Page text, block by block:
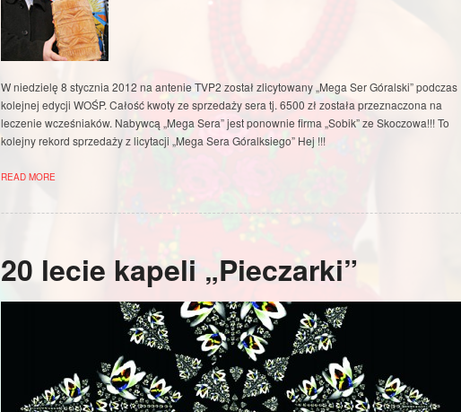
W niedzielę 8 stycznia 2012 na antenie TVP2 został zlicytowany „Mega Ser Góralski” podczas
kolejnej edycji WOŚP. Całość kwoty ze sprzedaży sera tj. 6500 zł została przeznaczona na
leczenie wcześniaków. Nabywcą „Mega Sera” jest ponownie firma „Sobik” ze Skoczowa!!! To
kolejny rekord sprzedaży z licytacji „Mega Sera Góralksiego” Hej !!!
READ MORE
20 lecie kapeli „Pieczarki”